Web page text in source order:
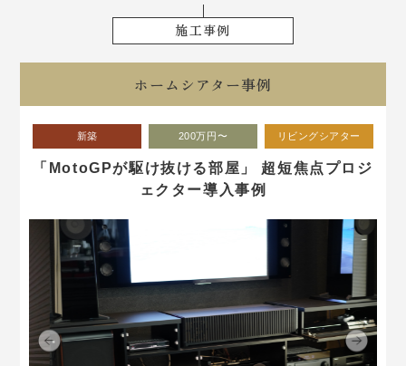
施工事例
ホームシアター事例
新築 200万円〜 リビングシアター
「MotoGPが駆け抜ける部屋」 超短焦点プロジ
ェクター導入事例